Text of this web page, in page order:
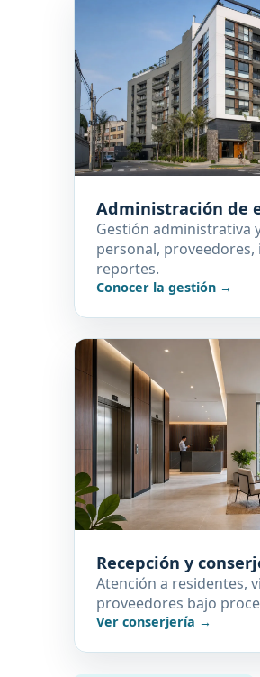
Administración de
Gestión administrativa
personal, proveedores,
reportes.
Conocer la gestión →
Recepción y
Atención a residentes,
proveedores bajo
Ver conserjería →